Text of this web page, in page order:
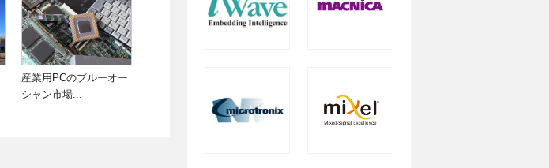
産業用PCのブルーオー
シャン市場...